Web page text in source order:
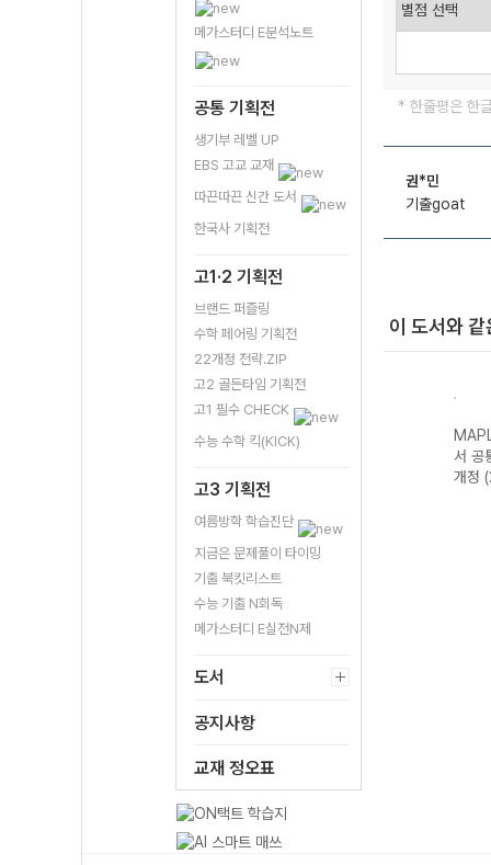
메가스터디 E분석노트
공통 기획전
생기부 레벨 UP
EBS 고교 교재
따끈따끈 신간 도서
한국사 기획전
고1·2 기획전
브랜드 퍼즐링
수학 페어링 기획전
22개정 전략.ZIP
고2 골든타임 기획전
고1 필수 CHECK
수능 수학 킥(KICK)
고3 기획전
여름방학 학습진단
지금은 문제풀이 타이밍
기출 북킷리스트
수능 기출 N회독
메가스터디 E실전N제
도서
공지사항
교재 정오표
* 한줄평은 한
권*민
기출goat
이 도서와
MAPL 마플시너
서 공
개정